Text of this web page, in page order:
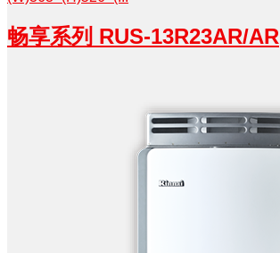
畅享系列 RUS-13R23AR/